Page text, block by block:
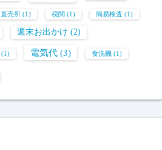
直売所 (1) 税関 (1) 簡易検査 (1)
週末お出かけ (2)
(1) 電気代 (3) 食洗機 (1)